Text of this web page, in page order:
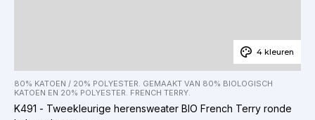
4 kleuren
80% KATOEN / 20% POLYESTER. GEMAAKT VAN 80% BIOLOGISCH
KATOEN EN 20% POLYESTER. FRENCH TERRY.
K491 - Tweekleurige herensweater BIO French Terry ronde